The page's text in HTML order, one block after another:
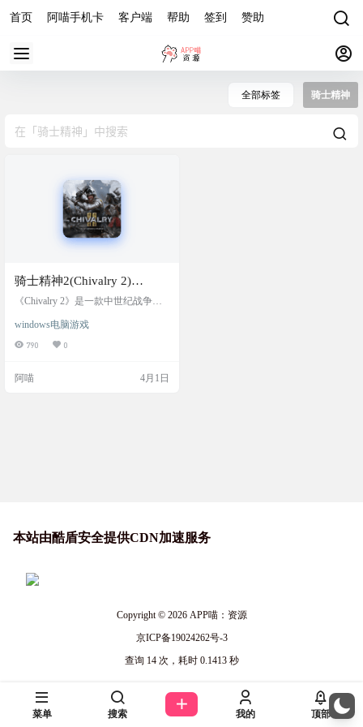
首页 阿喵手机卡 客户端 帮助 签到 赞助
全部标签 骑士精神
骑士精神2(Chivalry 2)
v1.0.48.0 ，单机+联机，免
《Chivalry 2》是一款中世纪战争史
戏，🔥支持64人同屏战斗！玩家可
选择4种职业与12种副职业，自由搭
武还是燃烧箭雨，都让每一场战斗
windows电脑游戏
790 0
阿喵 4月1日
本站由酷盾安全提供CDN加速服务
Copyright © 2026APP喵：资源
京ICP备19024262号-3
查询 14 次，耗时 0.1413 秒
菜单 搜索 我的 顶部